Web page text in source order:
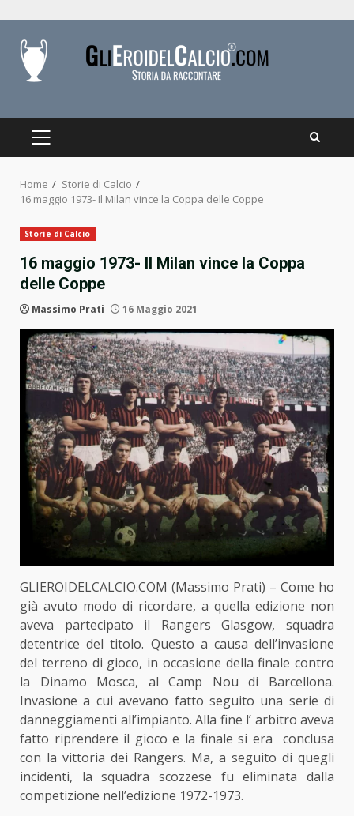
content
PRIMARY
Home
Storie di Calcio
16 maggio 1973- Il Milan vince la Coppa delle Coppe
Storie di Calcio
16 maggio 1973- Il Milan vince la Coppa
delle Coppe
Massimo Prati 16 Maggio 2021
GLIEROIDELCALCIO.COM (Massimo Prati) – Come ho
già avuto modo di ricordare, a quella edizione non
aveva partecipato il Rangers Glasgow, squadra
detentrice del titolo. Questo a causa dell’invasione
del terreno di gioco, in occasione della finale contro
la Dinamo Mosca, al Camp Nou di Barcellona.
Invasione a cui avevano fatto seguito una serie di
danneggiamenti all’impianto. Alla fine l’ arbitro aveva
fatto riprendere il gioco e la finale si era conclusa
con la vittoria dei Rangers. Ma, a seguito di quegli
incidenti, la squadra scozzese fu eliminata dalla
competizione nell’edizione 1972-1973.